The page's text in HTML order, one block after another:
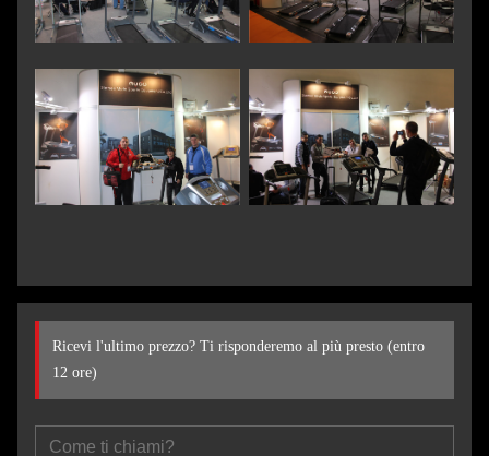
Ricevi l'ultimo prezzo? Ti risponderemo al più presto (entro
12 ore)